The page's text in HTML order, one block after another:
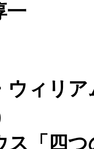
一
ウィリ
ス「四つ